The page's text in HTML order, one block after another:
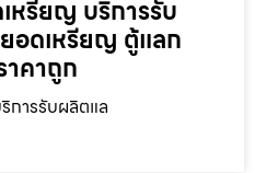
หรียญ บริการรับ
อดเหรียญ ตู้แลก
คาถูก
การรับผลิตแล